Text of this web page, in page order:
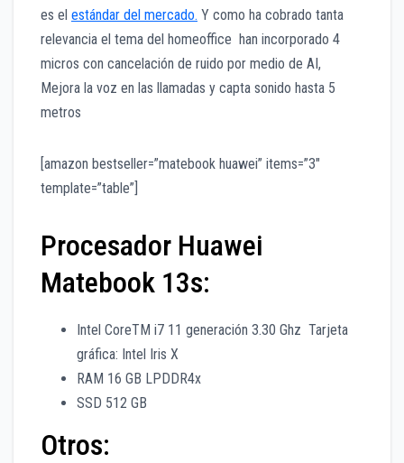
es el estándar del mercado. Y como ha cobrado tanta
relevancia el tema del homeoffice han incorporado 4
micros con cancelación de ruido por medio de AI,
Mejora la voz en las llamadas y capta sonido hasta 5
metros
[amazon bestseller=”matebook huawei” items=”3″
template=”table”]
Procesador Huawei
Matebook 13s:
Intel CoreTM i7 11 generación 3.30 Ghz Tarjeta
gráfica: Intel Iris X
RAM 16 GB LPDDR4x
SSD 512 GB
Otros: